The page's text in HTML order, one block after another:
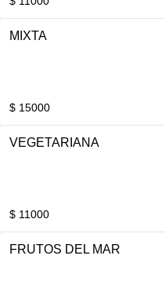
MIXTA
$ 15000
VEGETARIANA
$ 11000
FRUTOS DEL MAR